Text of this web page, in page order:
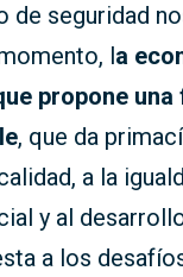
de seguridad
la
propone
, que da
a la
y al
a los